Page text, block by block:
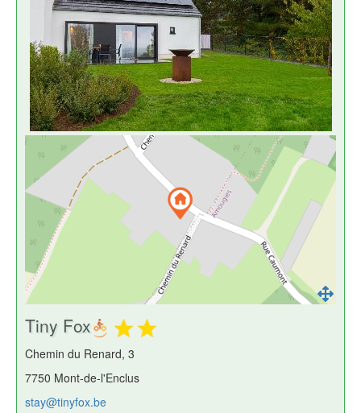
Tiny Fox
Chemin du Renard, 3
7750 Mont-de-l'Enclus
stay@tinyfox.be